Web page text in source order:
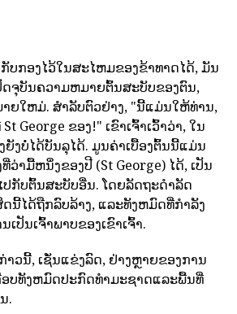
ບກອງໄວ້ໃນສະໄຫມຂອງຂ້າທາດໄດ້, ມັນ
ຈຸບັນຄວາມຫມາຍຕົ້ນສະບັບຂອງຕົນ,
ຍໃຫມ່. ສໍາລັບຕົວຢ່າງ, "ນີ້ແມ່ນໃຫ້ທ່ານ,
George ຂອງ!" ເຂົາເຈົ້າເວົ້າວ່າ, ໃນ
ຍັງບໍ່ໄດ້ບັນລຸໄດ້. ມູນຄ່າເບື້ອງຕົ້ນນີ້ແມ່ນ
ວ່າມື້ຫນຶ່ງຂອງປີ (St George) ໄດ້, ເປັນ
ກັບຕົ້ນສະບັບອື່ນ. ໂດຍລັດຖະດໍາລັດ
ດນີ້ໄດ້ຖືກລົບລ້າງ, ແລະທັງຫມົດທີ່ກໍາລັງ
ປັນເຈົ້າພາບຂອງເຂົາເຈົ້າ.
າວນີ້, ເຊັ່ນແຂ່ງລົດ, ຢ່າງຫຼາຍຂອງການ
ບທັງຫມົດປະກົດທໍາມະຊາດແລະພື້ນທີ່
.